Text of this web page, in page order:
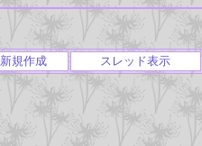
新規作成 スレッド表示